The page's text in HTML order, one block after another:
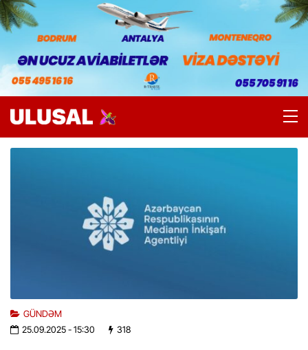
GÜNDƏM
25.09.2025- 15:30 318